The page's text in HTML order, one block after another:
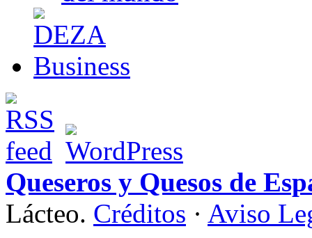
Queseros y Quesos de
Lácteo. Créditos · Aviso